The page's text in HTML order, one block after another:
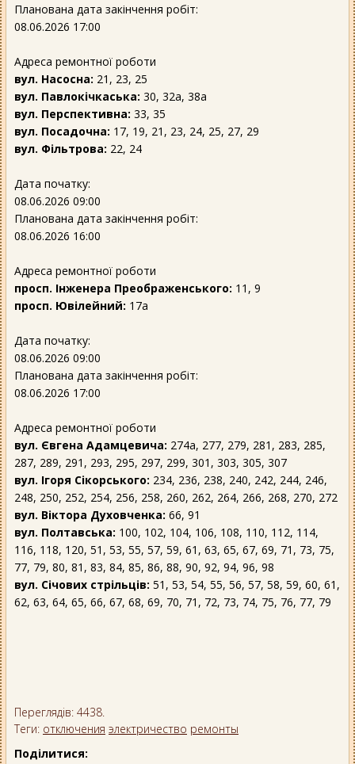
Планована дата закінчення робіт:
08.06.2026 17:00
Адреса ремонтної роботи
вул. Насосна: 21, 23, 25
вул. Павлокічкаська: 30, 32а, 38а
вул. Перспективна: 33, 35
вул. Посадочна: 17, 19, 21, 23, 24, 25, 27, 29
вул. Фільтрова: 22, 24
Дата початку:
08.06.2026 09:00
Планована дата закінчення робіт:
08.06.2026 16:00
Адреса ремонтної роботи
просп. Інженера Преображенського: 11, 9
просп. Ювілейний: 17а
Дата початку:
08.06.2026 09:00
Планована дата закінчення робіт:
08.06.2026 17:00
Адреса ремонтної роботи
вул. Євгена Адамцевича: 274а, 277, 279, 281, 283, 285,
287, 289, 291, 293, 295, 297, 299, 301, 303, 305, 307
вул. Ігоря Сікорського: 234, 236, 238, 240, 242, 244, 246,
248, 250, 252, 254, 256, 258, 260, 262, 264, 266, 268, 270, 272
вул. Віктора Духовченка: 66, 91
вул. Полтавська: 100, 102, 104, 106, 108, 110, 112, 114,
116, 118, 120, 51, 53, 55, 57, 59, 61, 63, 65, 67, 69, 71, 73, 75,
77, 79, 80, 81, 83, 84, 85, 86, 88, 90, 92, 94, 96, 98
вул. Січових стрільців: 51, 53, 54, 55, 56, 57, 58, 59, 60, 61,
62, 63, 64, 65, 66, 67, 68, 69, 70, 71, 72, 73, 74, 75, 76, 77, 79
Переглядів: 4438.
Теги: отключения электричество ремонты
Поділитися: